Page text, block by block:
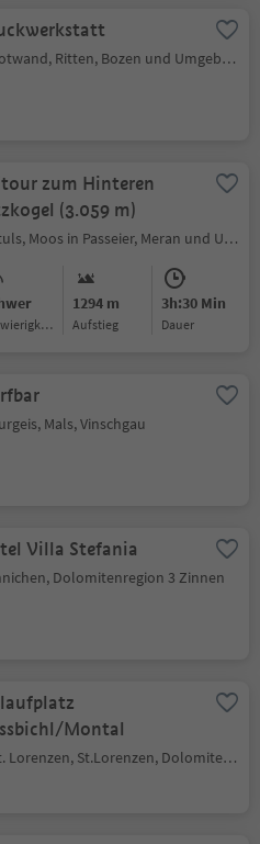
Rotwand, Ritten, Bozen und Umgebung
zum Hinteren
(3.059 m)
Stuls, Moos in Passeier, Meran und Umgebung
1294 m
Aufstieg
3h:30 Min
Dauer
Mals, Vinschgau
Villa Stefania
Dolomitenregion 3 Zinnen
Montal
St. Lorenzen, St.Lorenzen, Dolomitenregion Kronplatz